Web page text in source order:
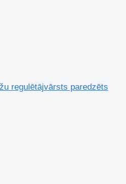
regulētājvārsts paredzēts